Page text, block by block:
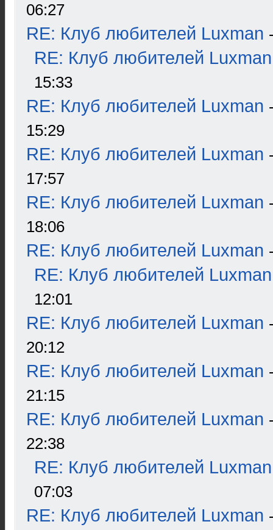
06:27
RE: Клуб любителей Luxman
RE: Клуб любителей Luxman
15:33
RE: Клуб любителей Luxman
15:29
RE: Клуб любителей Luxman
17:57
RE: Клуб любителей Luxman
18:06
RE: Клуб любителей Luxman
RE: Клуб любителей Luxman
12:01
RE: Клуб любителей Luxman
20:12
RE: Клуб любителей Luxman
21:15
RE: Клуб любителей Luxman
22:38
RE: Клуб любителей Luxman
07:03
RE: Клуб любителей Luxman